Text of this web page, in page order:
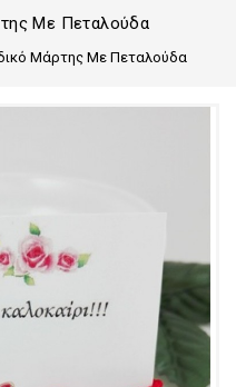
Με Πεταλούδα
Μάρτης Με Πεταλούδα